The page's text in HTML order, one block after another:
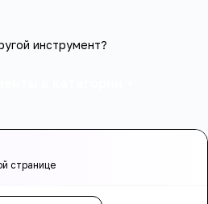
инструмент?
странице